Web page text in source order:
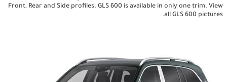
Front, Rear and Side profiles. GLS 600 is available in only one trim. View
all GLS 600 pictures.